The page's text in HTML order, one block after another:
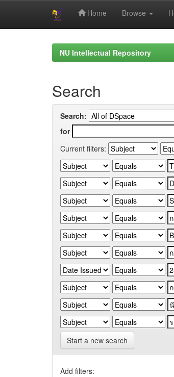
Home Browse
NU Intellectual Repository
Search
Search:
for
Current filters:
Start a new search
Add filters: